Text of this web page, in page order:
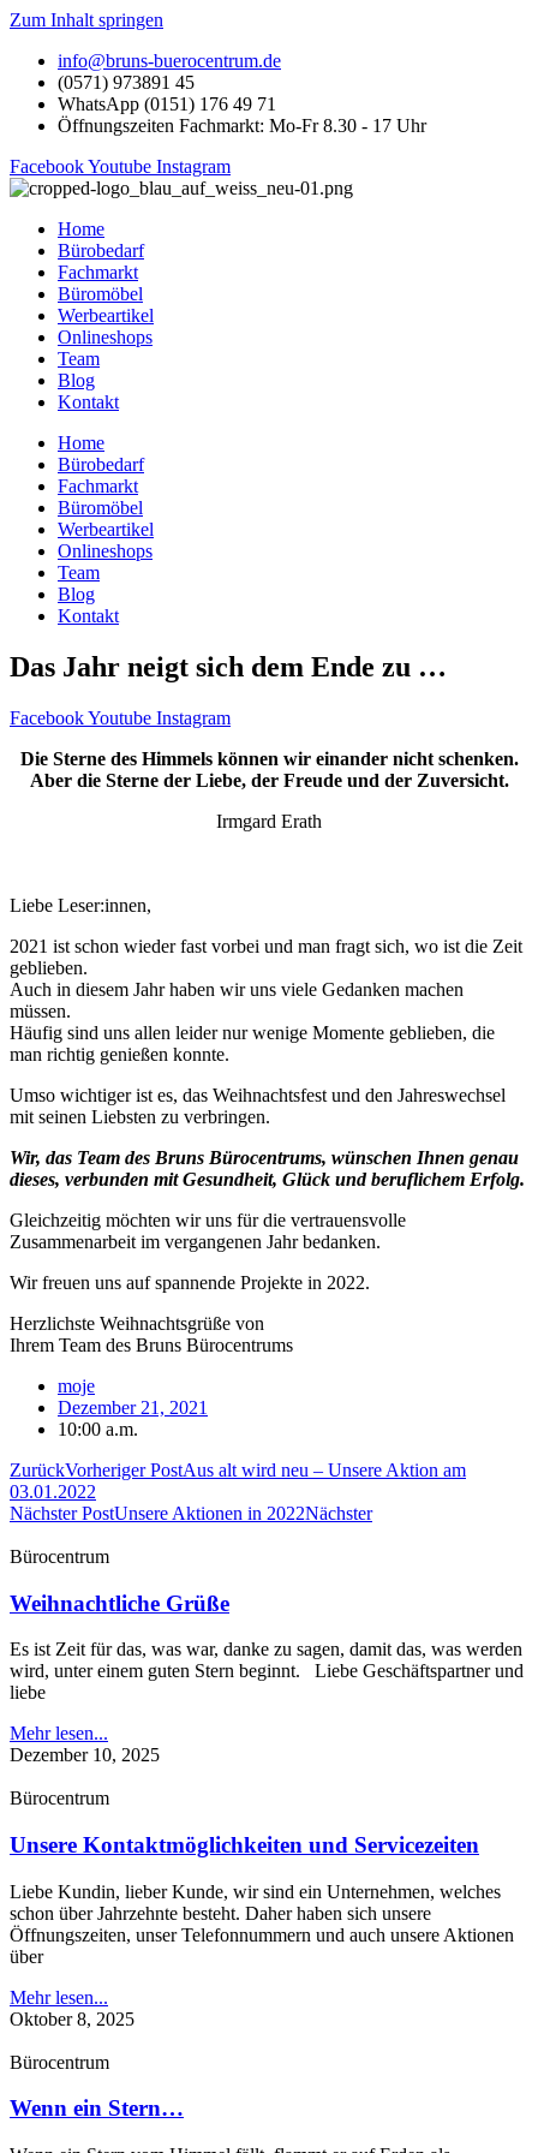
Zum Inhalt springen
info@bruns-buerocentrum.de
(0571) 973891 45
WhatsApp (0151) 176 49 71
Öffnungszeiten Fachmarkt: Mo-Fr 8.30 - 17 Uhr
FacebookYoutube Instagram
Home
Bürobedarf
Fachmarkt
Büromöbel
Werbeartikel
Onlineshops
Team
Blog
Kontakt
Home
Bürobedarf
Fachmarkt
Büromöbel
Werbeartikel
Onlineshops
Team
Blog
Kontakt
Das Jahr neigt sich dem Ende zu …
FacebookYoutube Instagram
Die Sterne des Himmels können wir einander nicht schenken.
Aber die Sterne der Liebe, der Freude und der Zuversicht.
Irmgard Erath
Liebe Leser:innen,
2021 ist schon wieder fast vorbei und man fragt sich, wo ist die Zeit
geblieben.
Auch in diesem Jahr haben wir uns viele Gedanken machen
müssen.
Häufig sind uns allen leider nur wenige Momente geblieben, die
man richtig genießen konnte.
Umso wichtiger ist es, das Weihnachtsfest und den Jahreswechsel
mit seinen Liebsten zu verbringen.
Wir, das Team des Bruns Bürocentrums, wünschen Ihnen genau
dieses, verbunden mit Gesundheit, Glück und beruflichem Erfolg.
Gleichzeitig möchten wir uns für die vertrauensvolle
Zusammenarbeit im vergangenen Jahr bedanken.
Wir freuen uns auf spannende Projekte in 2022.
Herzlichste Weihnachtsgrüße von
Ihrem Team des Bruns Bürocentrums
moje
Dezember 21, 2021
10:00 a.m.
ZurückVorheriger PostAus alt wird neu – Unsere Aktion am
03.01.2022
Nächster PostUnsere Aktionen in 2022Nächster
Bürocentrum
Weihnachtliche Grüße
Es ist Zeit für das, was war, danke zu sagen, damit das, was werden
wird, unter einem guten Stern beginnt. Liebe Geschäftspartner und
liebe
Mehr lesen...
Dezember 10, 2025
Bürocentrum
Unsere Kontaktmöglichkeiten und Servicezeiten
Liebe Kundin, lieber Kunde, wir sind ein Unternehmen, welches
schon über Jahrzehnte besteht. Daher haben sich unsere
Öffnungszeiten, unser Telefonnummern und auch unsere Aktionen
über
Mehr lesen...
Oktober 8, 2025
Bürocentrum
Wenn ein Stern…